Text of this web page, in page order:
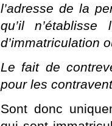
l’adresse de la
qu’il
d’immatriculation
Le fait de
pour les
Sont donc